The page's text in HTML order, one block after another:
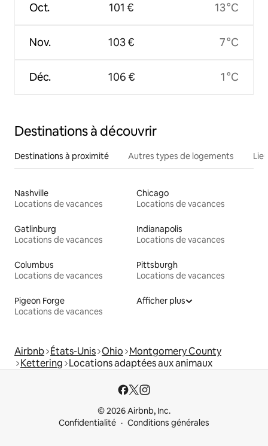
Oct.
Nov.
Déc.
101 €
103 €
106 €
13 °C
7 °C
1 °C
Destinations à découvrir
Destinations à proximité Autres types de logements
Nashville
Locations de vacances
Chicago
Locations de vacances
Gatlinburg
Locations de vacances
Indianapolis
Locations de vacances
Columbus
Locations de vacances
Pittsburgh
Locations de vacances
Pigeon Forge
Locations de vacances
Afficher plus
Airbnb États-Unis Ohio Montgomery County
Kettering Locations adaptées aux animaux
© 2026 Airbnb, Inc.
Confidentialité
Conditions générales